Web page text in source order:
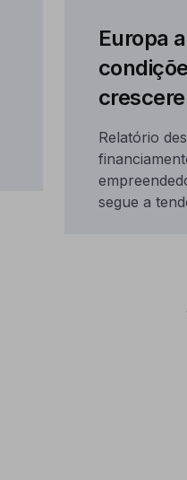
Europa
Relatório
segue a